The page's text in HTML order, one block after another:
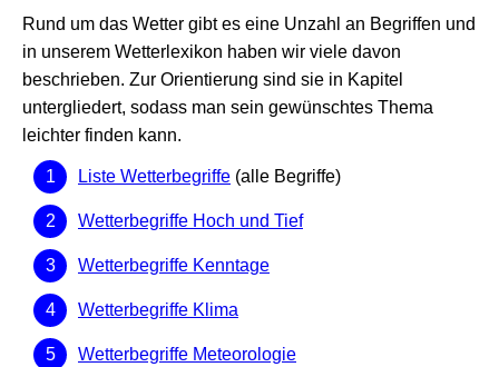
Rund um das Wetter gibt es eine Unzahl an Begriffen und
in unserem Wetterlexikon haben wir viele davon
beschrieben. Zur Orientierung sind sie in Kapitel
untergliedert, sodass man sein gewünschtes Thema
leichter finden kann.
Liste Wetterbegriffe (alle Begriffe)
Wetterbegriffe Hoch und Tief
Wetterbegriffe Kenntage
Wetterbegriffe Klima
Wetterbegriffe Meteorologie